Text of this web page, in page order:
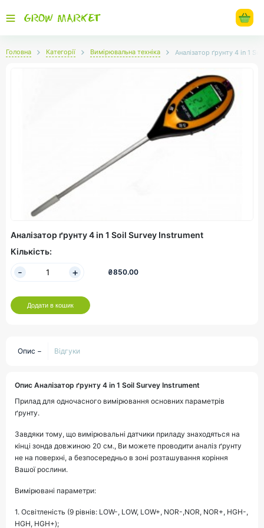
Головна Категорії Вимірювальна техніка Аналізатор ґрунту 4 in 1
Аналізатор ґрунту 4 in 1 Soil Survey Instrument
Кількість:
₴850.00
Додати в кошик
Опис Відгуки
Опис Аналізатор ґрунту 4 in 1 Soil Survey Instrument
Прилад для одночасного вимірювання основних параметрів
ґрунту.
Завдяки тому, що вимірювальні датчики приладу знаходяться на
кінці зонда довжиною 20 см., Ви можете проводити аналіз ґрунту
не на поверхні, а безпосередньо в зоні розташування коріння
Вашої рослини.
Вимірювані параметри:
1. Освітленість (9 рівнів: LOW-, LOW, LOW+, NOR-,NOR, NOR+, HGH-,
HGH, HGH+);